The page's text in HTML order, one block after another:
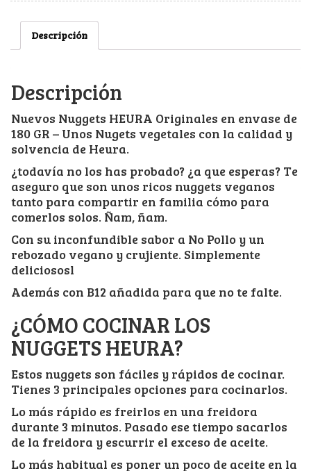
Descripción
Descripción
Nuevos Nuggets HEURA Originales en envase de
180 GR – Unos Nugets vegetales con la calidad y
solvencia de Heura.
¿todavía no los has probado? ¿a que esperas? Te
aseguro que son unos ricos nuggets veganos
tanto para compartir en familia cómo para
comerlos solos. Ñam, ñam.
Con su inconfundible sabor a No Pollo y un
rebozado vegano y crujiente. Simplemente
deliciososl
Además con B12 añadida para que no te falte.
¿CÓMO COCINAR LOS
NUGGETS HEURA?
Estos nuggets son fáciles y rápidos de cocinar.
Tienes 3 principales opciones para cocinarlos.
Lo más rápido es freirlos en una freidora
durante 3 minutos. Pasado ese tiempo sacarlos
de la freidora y escurrir el exceso de aceite.
Lo más habitual es poner un poco de aceite en la